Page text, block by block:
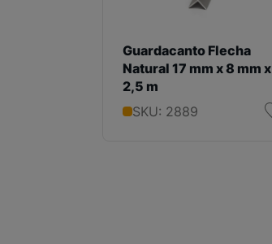
Guardacanto Flecha
Natural 17 mm x 8 mm x
2,5 m
SKU: 2889